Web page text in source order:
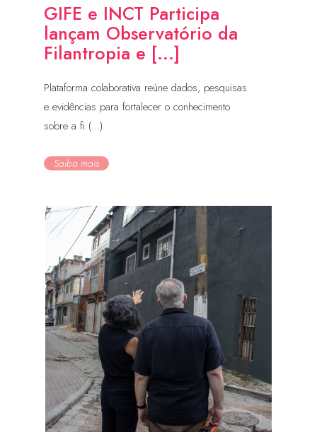
GIFE e INCT Participa
lançam Observatório da
Filantropia e [...]
Plataforma colaborativa reúne dados, pesquisas
e evidências para fortalecer o conhecimento
sobre a fi (...)
Saiba mais